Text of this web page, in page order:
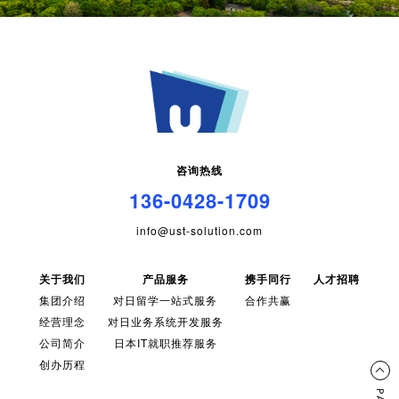
咨询热线
136-0428-1709
info@ust-solution.com
关于我们
集团介绍
经营理念
公司简介
创办历程
产品服务
对日留学一站式服务
对日业务系统开发服务
日本IT就职推荐服务
携手同行
合作共赢
人才招聘